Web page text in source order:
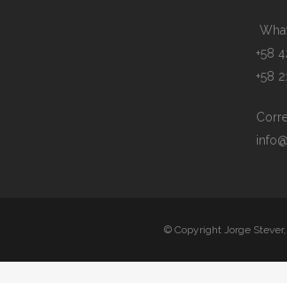
+58
+58
© Copyright Jorge